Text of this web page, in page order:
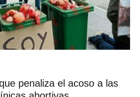
penaliza el acoso a las